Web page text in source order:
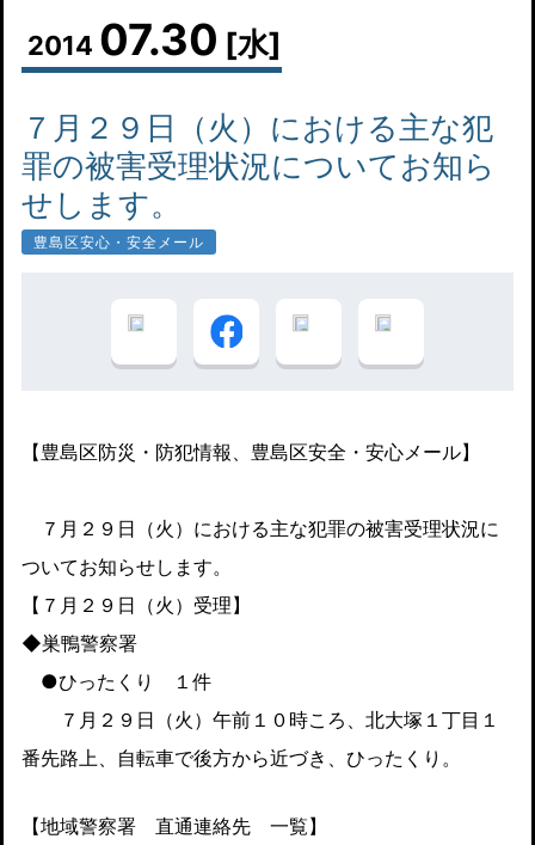
2014 07.30 [水]
７月２９日（火）における主な犯
罪の被害受理状況についてお知ら
せします。
豊島区安心・安全メール
【豊島区防災・防犯情報、豊島区安全・安心メール】
７月２９日（火）における主な犯罪の被害受理状況に
ついてお知らせします。
【７月２９日（火）受理】
◆巣鴨警察署
●ひったくり １件
７月２９日（火）午前１０時ころ、北大塚１丁目１
番先路上、自転車で後方から近づき、ひったくり。
【地域警察署 直通連絡先 一覧】